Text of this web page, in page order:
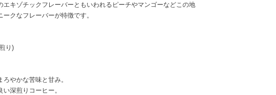
エキゾチックフレーバーともいわれるピーチやマンゴーなどこの地
ークなフレーバーが特徴です。
り)
ろやかな苦味と甘み。
い深煎りコーヒー。